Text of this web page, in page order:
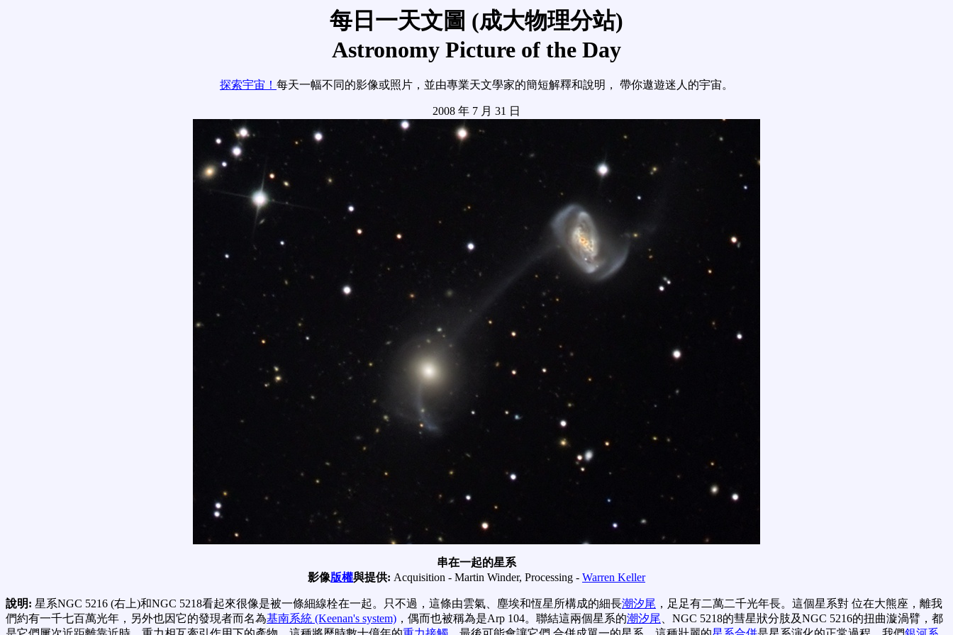
每日一天文圖 (成大物理分站)
Astronomy Picture of the Day
探索宇宙！ 每天一幅不同的影像或照片，並由專業天文學家的簡短解釋和說明， 帶你遨遊迷人的宇宙。
2008 年 7 月 31 日
串在一起的星系
影像版權與提供: Acquisition - Martin Winder, Processing - Warren Keller
說明: 星系NGC 5216 (右上)和NGC 5218看起來很像是被一條細線栓在一起。只不過，這條由雲氣、塵埃和恆星所構成的細長潮汐尾 ，足足有二萬二千光年長。這個星系對 位在大熊座，離我
們約有一千七百萬光年，另外也因它的發現者而名為基南系統 (Keenan's system) ，偶而也被稱為是Arp 104。聯結這兩個星系的潮汐尾、NGC 5218的彗星狀分肢及NGC 5216的扭曲漩渦臂，都